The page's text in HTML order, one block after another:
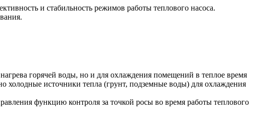
и стабильность режимов работы теплового насоса.
горячей воды, но и для охлаждения помещений в теплое время
холодные источники тепла (грунт, подземные воды) для охлаждения
функцию контроля за точкой росы во время работы теплового